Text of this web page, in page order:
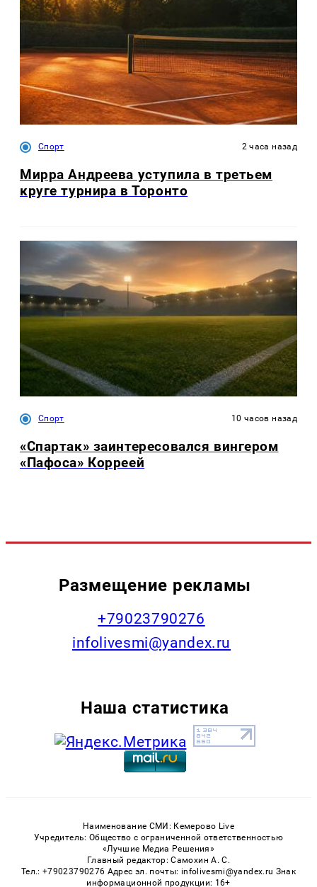
Спорт 2 часа назад
Мирра Андреева уступила в третьем
круге турнира в Торонто
Спорт 10 часов назад
«Спартак» заинтересовался вингером
«Пафоса» Корреей
Размещение рекламы
+79023790276
infolivesmi@yandex.ru
Наша статистика
Наименование СМИ: Кемерово Live
Учредитель: Общество с ограниченной ответственностью
«Лучшие Медиа Решения»
Главный редактор: Самохин А. С.
Тел.: +79023790276 Адрес эл. почты: infolivesmi@yandex.ru Знак
информационной продукции: 16+